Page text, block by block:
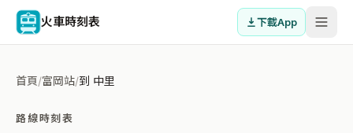
火車時刻表 下載App
首頁/富岡站/到 中里
路線時刻表